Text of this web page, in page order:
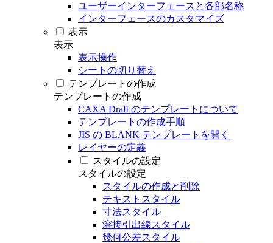
ユーザーインターフェースと各部名称
インターフェースのカスタマイズ
表示
表示
表示操作
シートの切り替え
テンプレートの作成
テンプレートの作成
CAXA Draft のテンプレートについて
テンプレートの作成手順
JIS の BLANK テンプレートを開く
レイヤーの定義
スタイルの設定
スタイルの設定
スタイルの作成と削除
テキストスタイル
寸法スタイル
溶接引出線スタイル
幾何公差スタイル